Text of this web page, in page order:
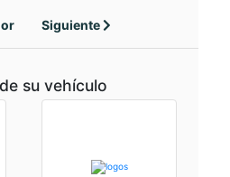
Siguiente
su vehículo